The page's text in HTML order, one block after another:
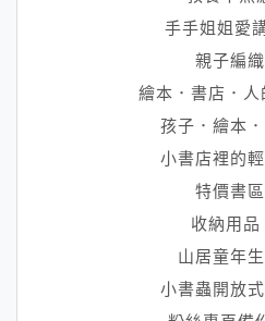
手手姐姐愛
親子編織
繪本．書店．人
孩子．繪本
小書店裡的
特價書區
收納用品
山居童年
小書蟲開放